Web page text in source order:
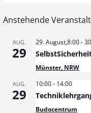
Anstehende
AUG.
29
29. August,8:00-
Münster, NRW
AUG.
29
10:00- 14:00
Budocentrum